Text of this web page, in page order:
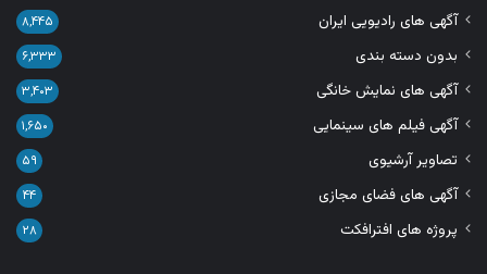
آگهی های رادیویی ایران ۸,۴۴۵
بدون دسته بندی ۶,۳۳۳
آگهی های نمایش خانگی ۳,۴۰۳
آگهی فیلم های سینمایی ۱,۶۵۰
تصاویر آرشیوی ۵۹
آگهی های فضای مجازی ۴۴
پروژه های افترافکت ۲۸